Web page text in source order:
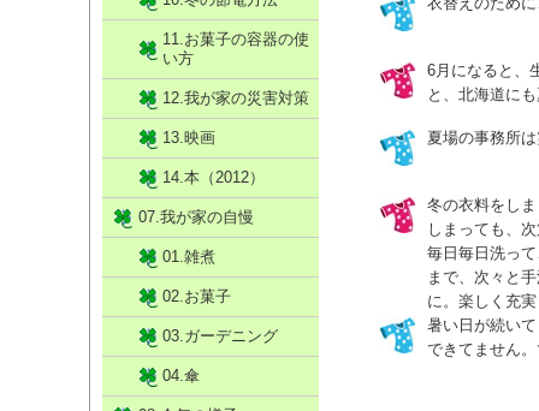
6月になると、
と、北海道に
夏場の事務所
冬の衣料をし
しまっても、
毎日毎日洗っ
まで、次々と
に。楽しく充
暑い日が続い
できてません
11.お菓子の容器の使
い方
12.我が家の災害対策
13.映画
14.本（2012）
07.我が家の自慢
01.雑煮
02.お菓子
03.ガーデニング
04.傘